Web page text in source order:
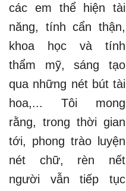
các em thể hiện tài
năng, tính cẩn thận,
khoa học và tính
thẩm mỹ, sáng tạo
qua những nét bút tài
hoa,... Tôi mong
rằng, trong thời gian
tới, phong trào luyện
nét chữ, rèn nết
người vẫn tiếp tục